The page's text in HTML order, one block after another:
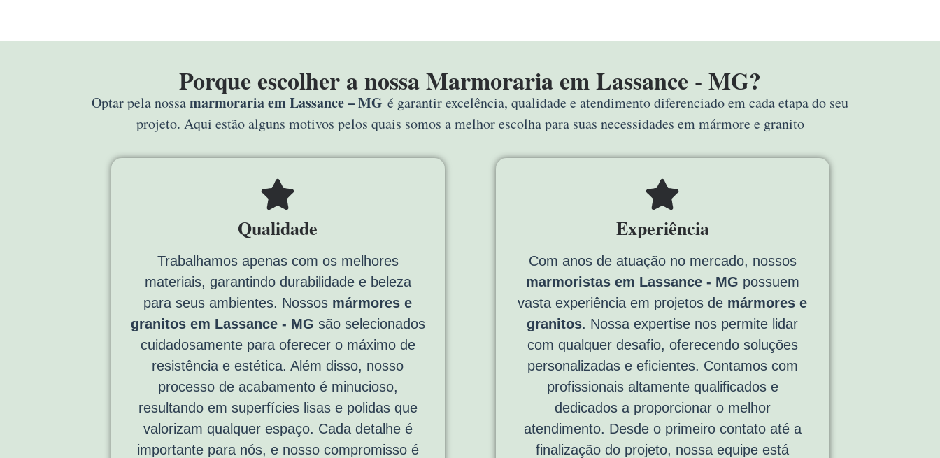
Porque escolher a nossa Marmoraria em Lassance - MG?
Optar pela nossamarmoraria em Lassance – MG é garantir excelência, qualidade e atendimento diferenciado em cada etapa do seu
projeto. Aqui estão alguns motivos pelos quais somos a melhor escolha para suas necessidades em mármore e granito
Qualidade
Trabalhamos apenas com os melhores
materiais, garantindo durabilidade e beleza
para seus ambientes. Nossos mármores e
granitos em Lassance - MG são selecionados
cuidadosamente para oferecer o máximo de
resistência e estética. Além disso, nosso
processo de acabamento é minucioso,
resultando em superfícies lisas e polidas que
valorizam qualquer espaço. Cada detalhe é
importante para nós, e nosso compromisso é
Experiência
Com anos de atuação no mercado, nossos
marmoristas em Lassance - MG possuem
vasta experiência em projetos de mármores e
granitos. Nossa expertise nos permite lidar
com qualquer desafio, oferecendo soluções
personalizadas e eficientes. Contamos com
profissionais altamente qualificados e
dedicados a proporcionar o melhor
atendimento. Desde o primeiro contato até a
finalização do projeto, nossa equipe está